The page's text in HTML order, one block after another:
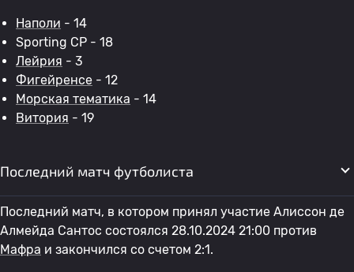
Наполи - 14
Sporting CP - 18
Лейрия - 3
Фигейренсе - 12
Морская тематика - 14
Витория - 19
Последний матч футболиста
Последний матч, в котором принял участие Алиссон де
Алмейда Сантос состоялся 28.10.2024 21:00 против
Мафра и закончился со счетом 2:1.